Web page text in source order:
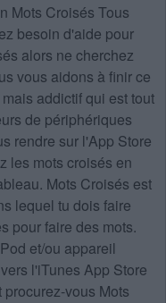
Mots Croisés Tous
besoin d'aide pour
alors ne cherchez
vous aidons à finir ce
addictif qui est tout
de périphériques
rendre sur l'App Store
les mots croisés en
Mots Croisés est
lequel tu dois faire
pour faire des mots.
et/ou appareil
l'iTunes App Store
vous Mots